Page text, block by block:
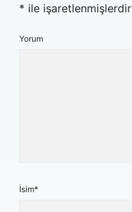
* ile işaretlenmişlerdir
Yorum
İsim*